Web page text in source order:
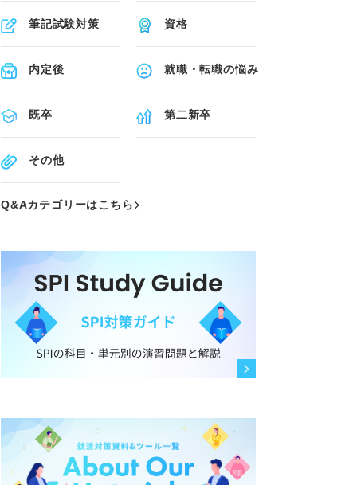
筆記試験対策 資格
内定後 就職・転職の悩み
既卒 第二新卒
その他
Q&Aカテゴリーはこちら